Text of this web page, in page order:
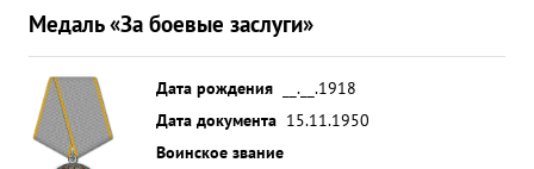
Медаль «За боевые заслуги»
Дата рождения
__.__.1918
Дата документа 15.11.1950
Воинское звание